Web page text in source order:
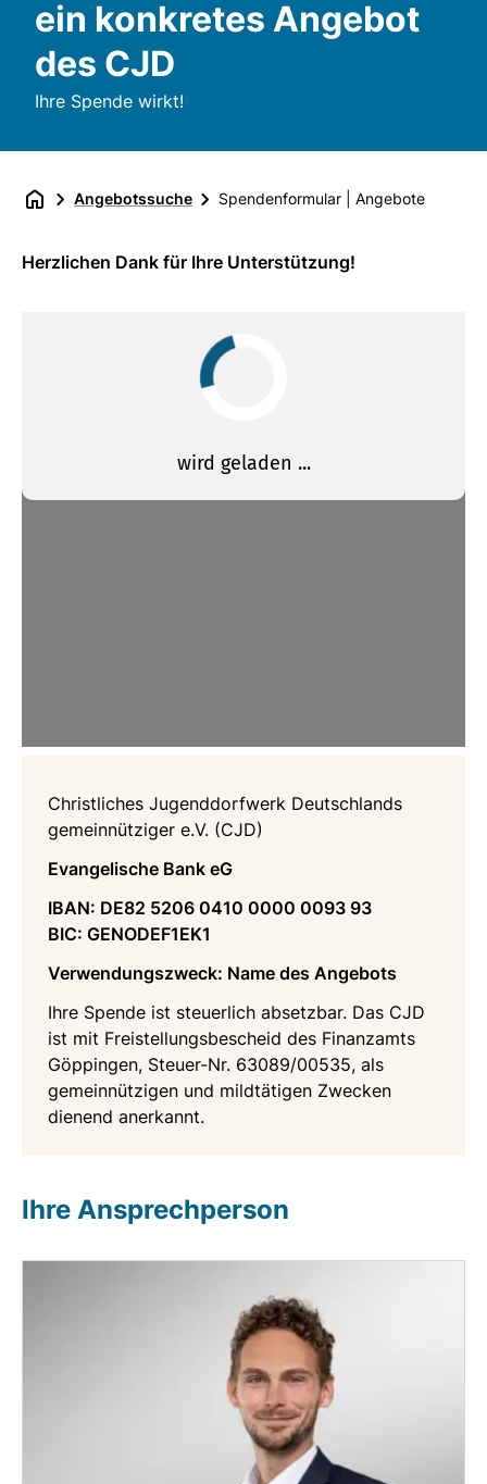
ein konkretes Angebot
des CJD
Ihre Spende wirkt!
Angebotssuche Spendenformular | Angebote
Herzlichen Dank für Ihre Unterstützung!
Christliches Jugenddorfwerk Deutschlands
gemeinnütziger e.V. (CJD)
Evangelische Bank eG
IBAN: DE82 5206 0410 0000 0093 93
BIC: GENODEF1EK1
Verwendungszweck: Name des Angebots
Ihre Spende ist steuerlich absetzbar. Das CJD
ist mit Freistellungsbescheid des Finanzamts
Göppingen, Steuer-Nr. 63089/00535, als
gemeinnützigen und mildtätigen Zwecken
dienend anerkannt.
Ihre Ansprechperson